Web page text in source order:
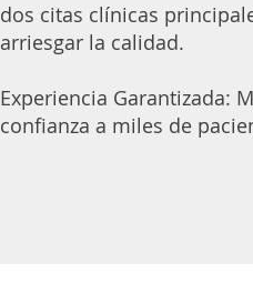
dos citas clínicas
arriesgar la calidad.
Experiencia Garantizada:
confianza a miles de